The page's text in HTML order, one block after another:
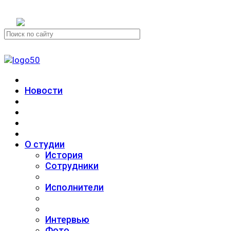
Новости
О студии
История
Сотрудники
Исполнители
Интервью